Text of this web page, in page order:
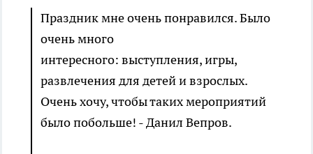
Праздник мне очень понравился. Было
очень много
интересного: выступления, игры,
развлечения для детей и взрослых.
Очень хочу, чтобы таких мероприятий
было побольше! - Данил Вепров.